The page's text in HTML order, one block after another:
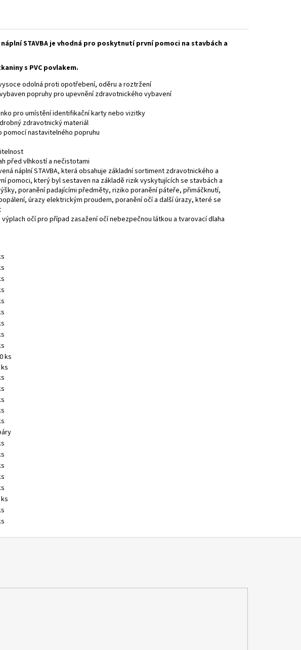
STAVBA je vhodná pro poskytnutí první pomoci na stavbách a
s PVC povlakem.
odolná proti opotřebení, oděru a roztržení
popruhy pro upevnění zdravotnického vybavení
pro umístění identifikační karty nebo vizitky
zdravotnický materiál
nastavitelného popruhu
před vlhkostí a nečistotami
náplní STAVBA, která obsahuje základní sortiment zdravotnického a
pomoci, který byl sestaven na základě rizik vyskytujících se stavbách a
poranění padajícími předměty, riziko poranění páteře, přimáčknutí,
úrazy elektrickým proudem, poranění očí a další úrazy, které se
očí pro případ zasažení očí nebezpečnou látkou a tvarovací dlaha
ks